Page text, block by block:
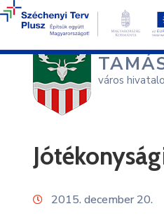
+36 74 570 800
város
2015. december 20.